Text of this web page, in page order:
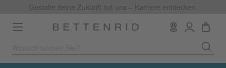
Gestalte deine Zukunft mit uns – Karriere entdecken.
Toggle
navigation